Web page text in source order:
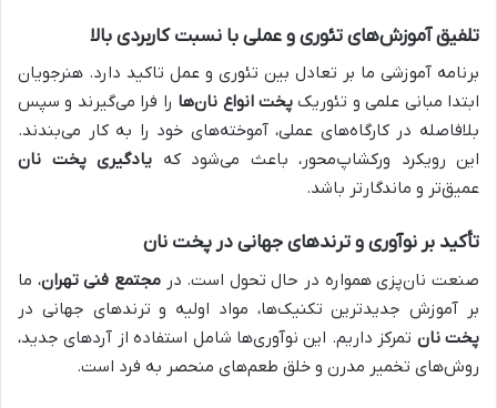
تلفیق آموزش‌های تئوری و عملی با نسبت کاربردی بالا
برنامه آموزشی ما بر تعادل بین تئوری و عمل تاکید دارد. هنرجویان
ابتدا مبانی علمی و تئوریکپخت انواع نان‌ها را فرا می‌گیرند و سپس
بلافاصله در کارگاه‌های عملی، آموخته‌های خود را به کار می‌بندند.
این رویکرد ورکشاپ‌محور، باعث می‌شود که یادگیری پخت نان
عمیق‌تر و ماندگارتر باشد.
تأکید بر نوآوری و ترندهای جهانی در پخت نان
صنعت نان‌پزی همواره در حال تحول است. درمجتمع فنی تهران، ما
بر آموزش جدیدترین تکنیک‌ها، مواد اولیه و ترندهای جهانی در
پخت نان تمرکز داریم. این نوآوری‌ها شامل استفاده از آردهای جدید،
روش‌های تخمیر مدرن و خلق طعم‌های منحصر به فرد است.